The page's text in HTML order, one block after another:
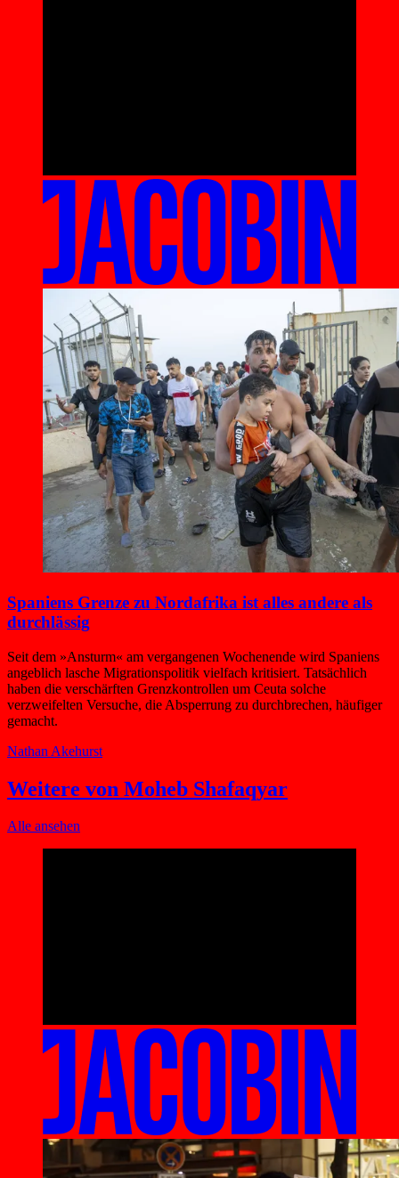
Spaniens Grenze zu Nordafrika ist alles andere als
durchlässig
Seit dem »Ansturm« am vergangenen Wochenende wird Spaniens
angeblich lasche Migrationspolitik vielfach kritisiert. Tatsächlich
haben die verschärften Grenzkontrollen um Ceuta solche
verzweifelten Versuche, die Absperrung zu durchbrechen, häufiger
gemacht.
Nathan Akehurst
Weitere von Moheb Shafaqyar
Alle ansehen